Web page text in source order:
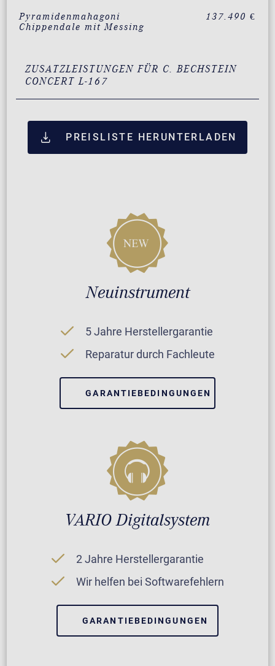
Pyramidenmahagoni
Chippendale mit Messing
137.490 €
ZUSATZLEISTUNGEN FÜR C. BECHSTEIN
CONCERT L-167
PREISLISTE HERUNTERLADEN
Neuinstrument
5 Jahre Herstellergarantie
Reparatur durch Fachleute
GARANTIEBEDINGUNGEN
VARIO Digitalsystem
2 Jahre Herstellergarantie
Wir helfen bei Softwarefehlern
GARANTIEBEDINGUNGEN